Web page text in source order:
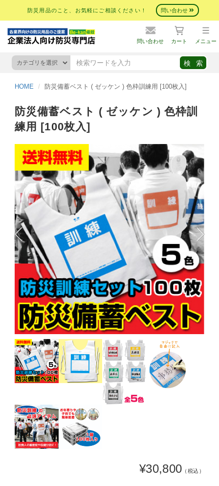
防災用品のこと、お気軽にご相談ください！ 問い合わせ
問い合わせ カート メニュー
HOME 防災備蓄ベスト ( ゼッケン ) 色枠訓練用 [100枚入]
防災備蓄ベスト ( ゼッケン ) 色枠訓
練用 [100枚入]
¥30,800 （税込）